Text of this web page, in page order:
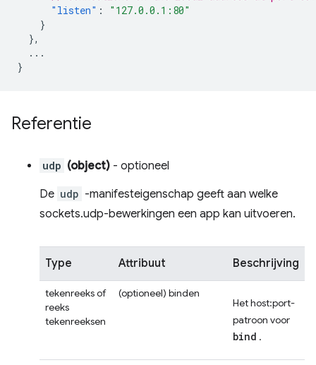
"listen" :
"127.0.0.1:80"
}
},
...
}
Referentie
udp (object) - optioneel
De udp -manifesteigenschap geeft aan welke
sockets.udp-bewerkingen een app kan uitvoeren.
Type Attribuut Beschrijving
tekenreeks of
reeks
tekenreeksen
(optioneel) binden
Het host:port-
patroon voor
bind .